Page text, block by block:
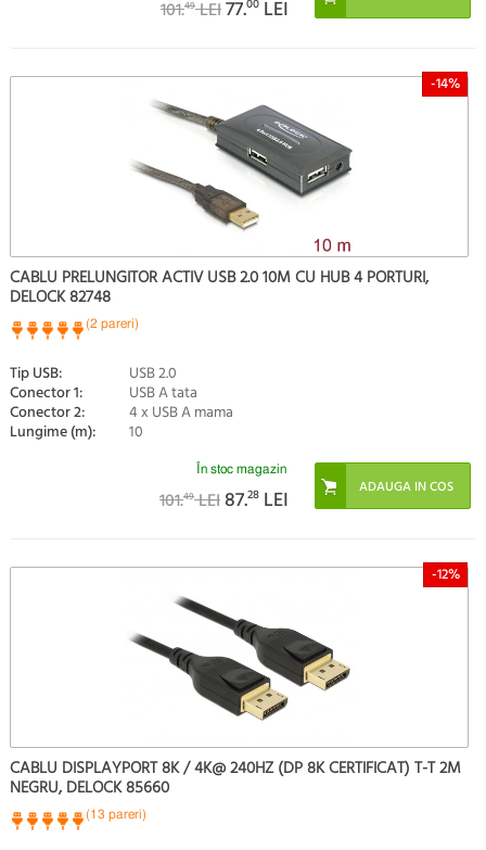
101.49LEI77. LEI
-14%
CABLU PRELUNGITOR ACTIV USB 2.0 10M CU HUB 4 PORTURI,
DELOCK 82748
(2 pareri)
Tip USB: USB 2.0
Conector 1: USB A tata
Conector 2: 4 x USB A mama
Lungime (m): 10
În stoc magazin
101.49LEI87.28 LEI
-12%
CABLU DISPLAYPORT 8K / 4K@ 240HZ (DP 8K CERTIFICAT) T-T 2M
NEGRU, DELOCK 85660
(13 pareri)